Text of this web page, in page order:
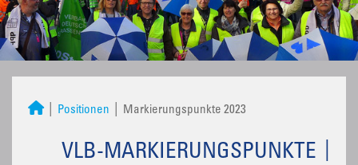
Positionen Markierungspunkte 2023
VLB-MARKIERUNGSPUNKTE